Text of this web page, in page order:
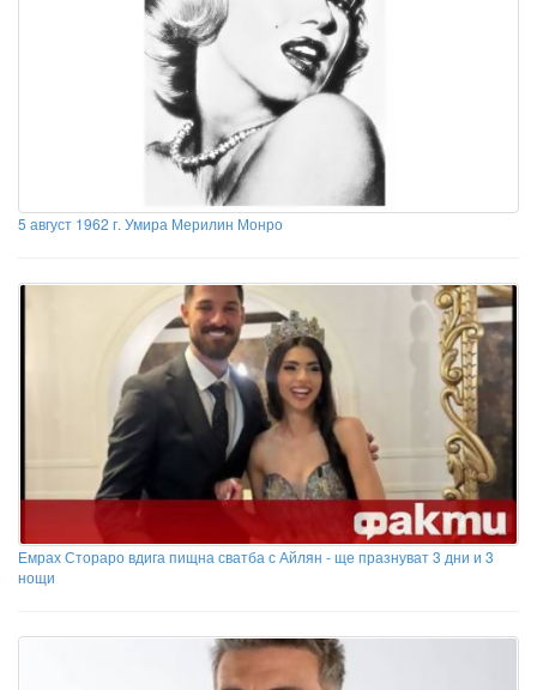
5 август 1962 г. Умира Мерилин Монро
Емрах Стораро вдига пищна сватба с Айлян - ще празнуват 3 дни и 3
нощи